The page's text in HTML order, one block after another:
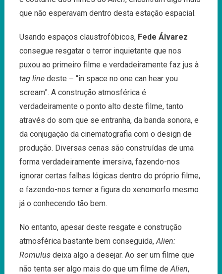
que não esperavam dentro desta estação espacial.
Usando espaços claustrofóbicos, Fede Álvarez
consegue resgatar o terror inquietante que nos
puxou ao primeiro filme e verdadeiramente faz jus à
tag linedeste – “in space no one can hear you
scream”. A construção atmosférica é
verdadeiramente o ponto alto deste filme, tanto
através do som que se entranha, da banda sonora, e
da conjugação da cinematografia com o design de
produção. Diversas cenas são construídas de uma
forma verdadeiramente imersiva, fazendo-nos
ignorar certas falhas lógicas dentro do próprio filme,
e fazendo-nos temer a figura do xenomorfo mesmo
já o conhecendo tão bem.
No entanto, apesar deste resgate e construção
atmosférica bastante bem conseguida, Alien:
Romulusdeixa algo a desejar. Ao ser um filme que
não tenta ser algo mais do que um filme de Alien,